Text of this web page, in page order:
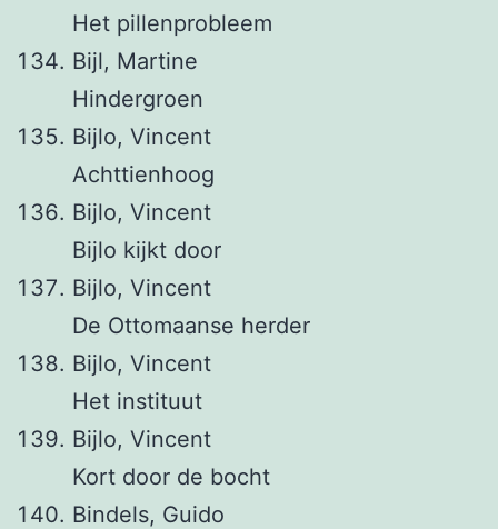
Het pillenprobleem
Bijl, Martine
Hindergroen
Bijlo, Vincent
Achttienhoog
Bijlo, Vincent
Bijlo kijkt door
Bijlo, Vincent
De Ottomaanse herder
Bijlo, Vincent
Het instituut
Bijlo, Vincent
Kort door de bocht
Bindels, Guido